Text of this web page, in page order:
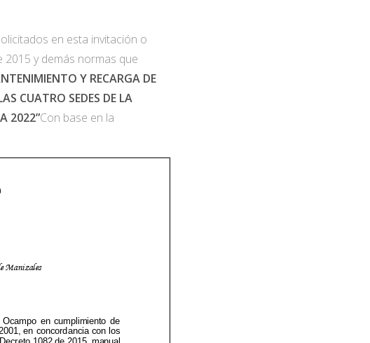
en esta invitación o
y demás normas que
Y RECARGA DE
CUATRO SEDES DE LA
2022”Con base en la